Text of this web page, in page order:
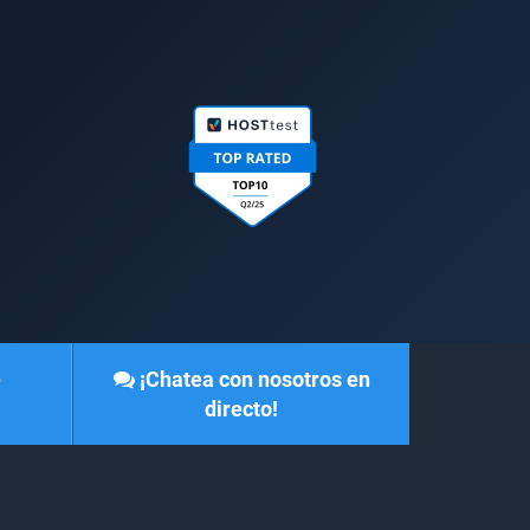
¡Chatea con nosotros en
directo!